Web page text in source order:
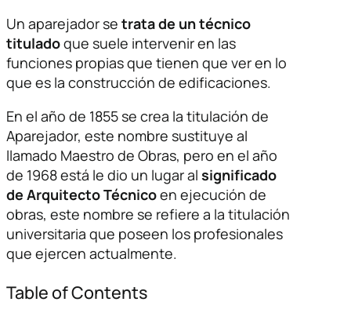
Un aparejador se trata de un técnico
tituladoque suele intervenir en las
funciones propias que tienen que ver en lo
que es la construcción de edificaciones.
En el año de 1855 se crea la titulación de
Aparejador, este nombre sustituye al
llamado Maestro de Obras, pero en el año
de 1968 está le dio un lugar al significado
de Arquitecto Técnicoen ejecución de
obras, este nombre se refiere a la titulación
universitaria que poseen los profesionales
que ejercen actualmente.
Table of Contents